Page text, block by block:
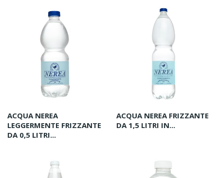
ACQUA NEREA
LEGGERMENTE FRIZZANTE
DA 0,5 LITRI...
ACQUA NEREA FRIZZANTE
DA 1,5 LITRI IN...